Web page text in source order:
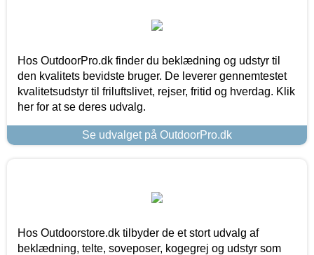
Hos OutdoorPro.dk finder du beklædning og udstyr til
den kvalitets bevidste bruger. De leverer gennemtestet
kvalitetsudstyr til friluftslivet, rejser, fritid og hverdag. Klik
her for at se deres udvalg.
Se udvalget på OutdoorPro.dk
Hos Outdoorstore.dk tilbyder de et stort udvalg af
beklædning, telte, soveposer, kogegrej og udstyr som